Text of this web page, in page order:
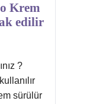
Krem
edilir
?
sürülür